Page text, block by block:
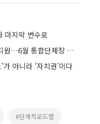
마지막 변수로
李 대통령, 광주·전남 통합 전폭 지원…6월 통합단체장 선출 기대
가 아니라 '자치권'이다
#단계적로드맵